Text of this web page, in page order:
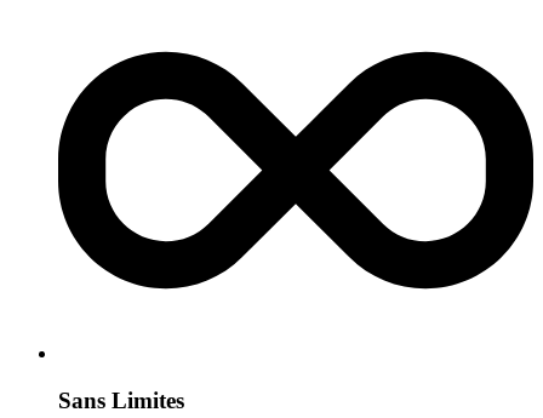
Sans Limites